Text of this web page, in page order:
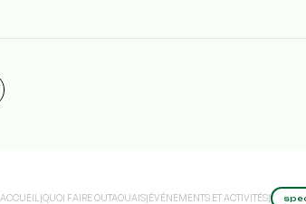
ACCUEIL |QUOI FAIRE OUTAOUAIS|ÉVÉNEMENTS ET ACTIVITÉS|